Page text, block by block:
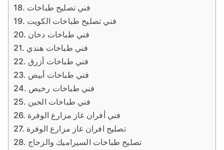
فني تصليح طباخات
فني تصليح طباخات الكويت
فني طباخات دخان
فني طباخات هندي
فني طباخات أزرق
فني طباخات أبيض
فني طباخات رخيص
فني طباخات الحين
فني أفران غاز مزارع الوفرة
تصليح افران غاز مزارع الوفرة
تصليح طباخات السيراميك والزجاج